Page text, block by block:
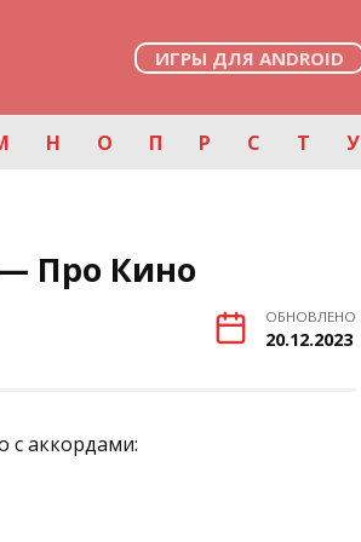
ИГРЫ ДЛЯ ANDROID
Н О П Р С Т У
Про Кино
ОБНОВЛЕНО
20.12.2023
аккордами: